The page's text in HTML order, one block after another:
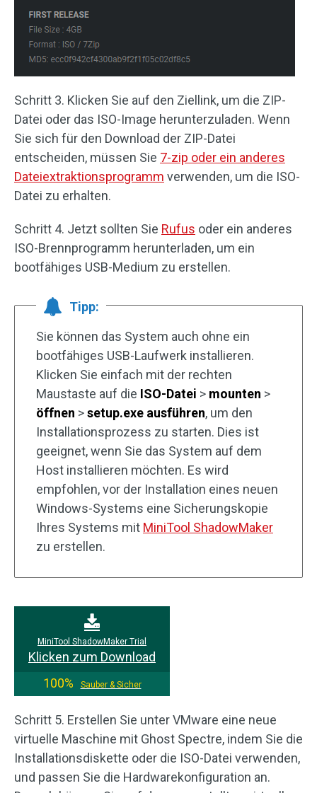
Schritt 3. Klicken Sie auf den Ziellink, um die ZIP-
Datei oder das ISO-Image herunterzuladen. Wenn
Sie sich für den Download der ZIP-Datei
entscheiden, müssen Sie 7-zip oder ein anderes
Dateiextraktionsprogramm verwenden, um die ISO-
Datei zu erhalten.
Schritt 4. Jetzt sollten Sie Rufus oder ein anderes
ISO-Brennprogramm herunterladen, um ein
bootfähiges USB-Medium zu erstellen.
Tipp:
Sie können das System auch ohne ein
bootfähiges USB-Laufwerk installieren.
Klicken Sie einfach mit der rechten
Maustaste auf die ISO-Datei > mounten >
öffnen >setup.exe ausführen, um den
Installationsprozess zu starten. Dies ist
geeignet, wenn Sie das System auf dem
Host installieren möchten. Es wird
empfohlen, vor der Installation eines neuen
Windows-Systems eine Sicherungskopie
Ihres Systems mit MiniTool ShadowMaker
zu erstellen.
MiniTool ShadowMaker Trial
Klicken zum Download
100%
Sauber & Sicher
Schritt 5. Erstellen Sie unter VMware eine neue
virtuelle Maschine mit Ghost Spectre, indem Sie die
Installationsdiskette oder die ISO-Datei verwenden,
und passen Sie die Hardwarekonfiguration an.